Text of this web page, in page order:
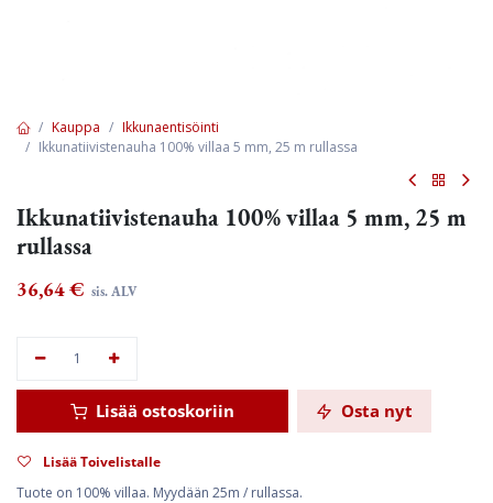
Kauppa
Ikkunaentisöinti
Ikkunatiivistenauha 100% villaa 5 mm, 25 m rullassa
Ikkunatiivistenauha 100% villaa 5 mm, 25 m
rullassa
36,64€ sis. ALV
Lisää ostoskoriin Osta nyt
Lisää Toivelistalle
Tuote on 100% villaa. Myydään 25m / rullassa.